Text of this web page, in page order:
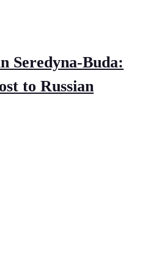
Seredyna-Buda:
to Russian